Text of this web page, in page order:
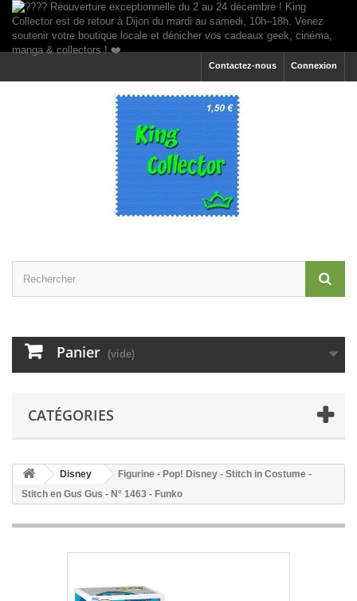
Connexion
Contactez-nous
Panier (vide)
CATÉGORIES
Disney
Figurine - Pop! Disney - Stitch in Costume -
Stitch en Gus Gus - N° 1463 - Funko